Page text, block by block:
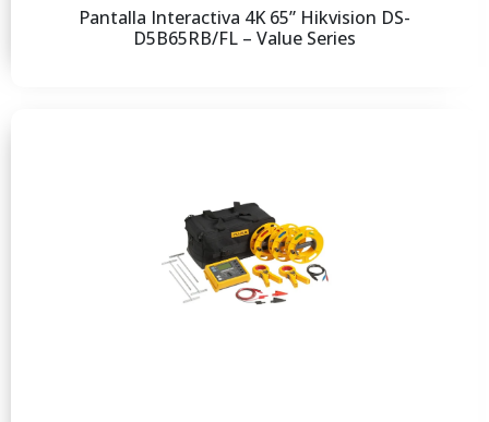
Pantalla Interactiva 4K 65” Hikvision DS-
D5B65RB/FL – Value Series